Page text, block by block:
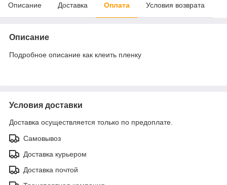
Описание Доставка Оплата Условия возврата
Описание
Подробное описание как клеить пленку
Условия доставки
Доставка осуществляется только по предоплате.
Самовывоз
Доставка курьером
Доставка почтой